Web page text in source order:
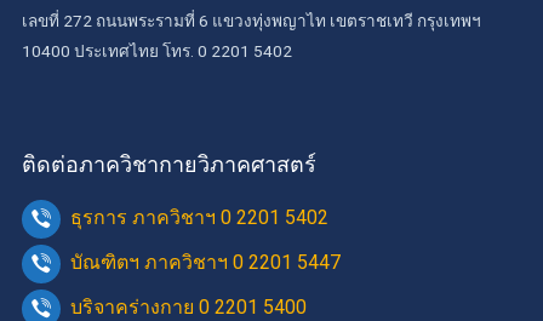
เลขที่ 272 ถนนพระรามที่ 6 แขวงทุ่งพญาไท เขตราชเทวี กรุงเทพฯ
10400 ประเทศไทย โทร. 0 2201 5402
ติดต่อภาควิชากายวิภาคศาสตร์
ธุรการ ภาควิชาฯ 0 2201 5402
บัณฑิตฯ ภาควิชาฯ 0 2201 5447
บริจาคร่างกาย 0 2201 5400